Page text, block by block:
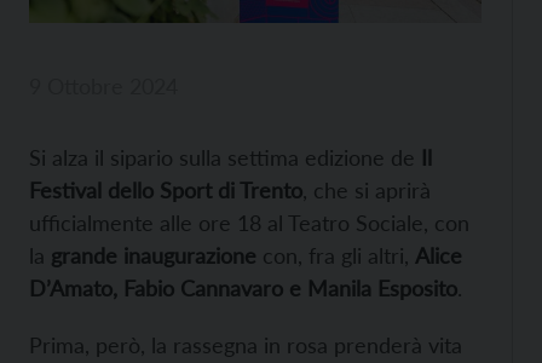
Si alza il sipario sulla settima edizione de Il
Festival dello Sport di Trento , che si aprirà
ufficialmente alle ore 18 al Teatro Sociale, con
la grande inaugurazione con, fra gli altri, Alice
D’Amato, Fabio Cannavaro e Manila Esposito.
Prima, però, la rassegna in rosa prenderà vita